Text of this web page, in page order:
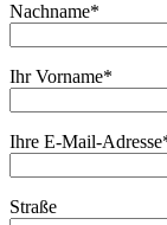
Nachname*
Ihr Vorname*
Ihre E-Mail-
Straße